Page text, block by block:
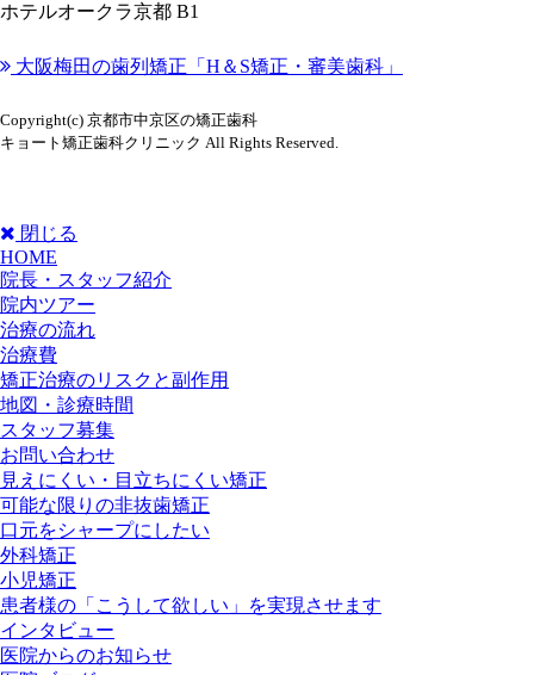
ホテルオークラ京都 B1
大阪梅田の歯列矯正「H＆S矯正・審美歯科」
Copyright(c) 京都市中京区の矯正歯科
キョート矯正歯科クリニック All Rights Reserved.
閉じる
HOME
院長・スタッフ紹介
院内ツアー
治療の流れ
治療費
矯正治療のリスクと副作用
地図・診療時間
スタッフ募集
お問い合わせ
見えにくい・目立ちにくい矯正
可能な限りの非抜歯矯正
口元をシャープにしたい
外科矯正
小児矯正
患者様の「こうして欲しい」を実現させます
インタビュー
医院からのお知らせ